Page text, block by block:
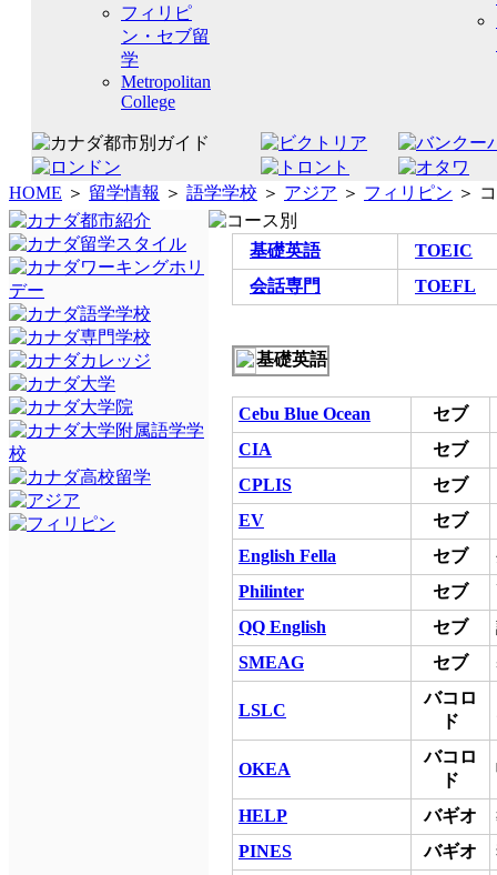
フィリピ
ン・セブ留
学
Metropolitan
College
HOME ＞ 留学情報 ＞ 語学学校 ＞ アジア ＞ フィリピン ＞
基礎英語
TOEIC
会話専門
TOEFL
基礎英語
Cebu Blue Ocean
セブ
CIA
セブ
CPLIS
セブ
EV
セブ
English Fella
セブ
Philinter
セブ
QQ English
セブ
SMEAG
セブ
LSLC
バコロ
ド
OKEA
バコロ
ド
HELP バギオ
PINES
バギオ